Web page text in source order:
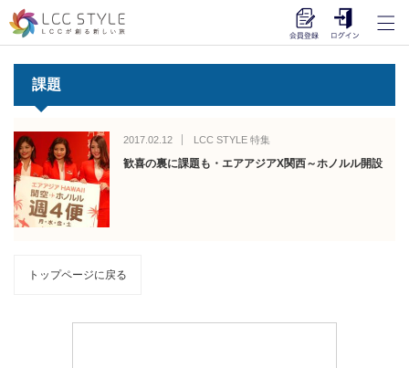
課題
2017.02.12 LCC STYLE 特集
歓喜の裏に課題も・エアアジアX関西～ホノルル開設
トップページに戻る